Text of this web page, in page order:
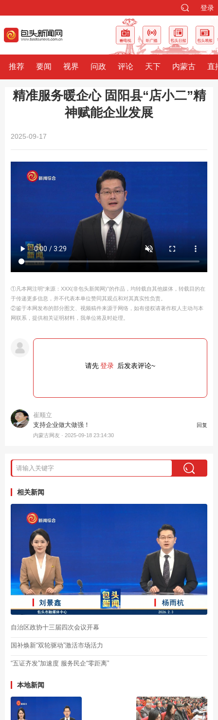
登录
推荐 要闻 视界 问政 评论 天下 内蒙古 直
精准服务暖企心 固阳县“店小二”精
神赋能企业发展
2025-09-17
①凡本网注明“来源：XXX(非包头新闻网)”的作品，均转载自其他媒体，转载目的在
于传递更多信息，并不代表本单位赞同其观点和对其真实性负责。
②鉴于本网发布的部分图文、视频稿件来源于网络，如有侵权请著作权人主动与本
网联系，提供相关证明材料，我单位将及时处理。
请先登录 后发表评论~
崔顺立
支持企业做大做强！
回复
内蒙古网友 ·2025-09-18 23:14:30
相关新闻
自治区政协十三届四次会议开幕
国补焕新“双轮驱动”激活市场活力
“五证齐发”加速度 服务民企“零距离”
本地新闻